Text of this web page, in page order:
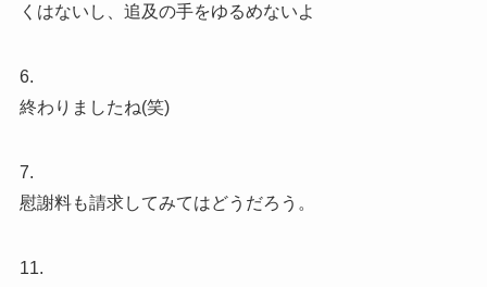
くはないし、追及の手をゆるめないよ
6.
終わりましたね(笑)
7.
慰謝料も請求してみてはどうだろう。
11.